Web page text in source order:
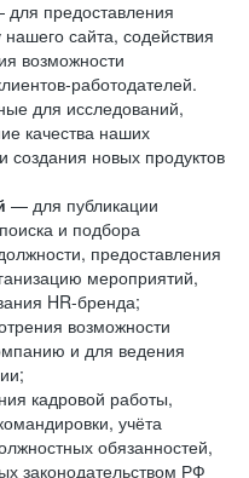
предоставления
сайта, содействия
возможности
работодателей.
для исследований,
качества наших
создания новых продуктов
— для публикации
и подбора
предоставления
мероприятий,
HR-бренда;
возможности
и для ведения
кадровой работы,
учёта
обязанностей,
законодательством РФ